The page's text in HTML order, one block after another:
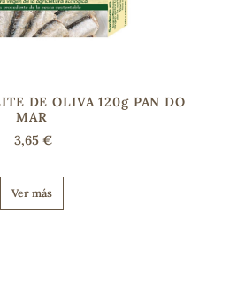
DE OLIVA 120g PAN DO
MAR
3,65 €
Ver más